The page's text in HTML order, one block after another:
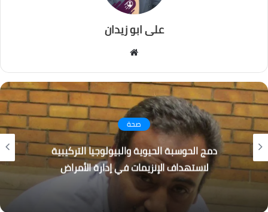
على ابو زيدان
صحة
دمج الحوسبة الحيوية والبيولوجيا التركيبية
لاستهداف الإنزيمات في إدارة الأمراض